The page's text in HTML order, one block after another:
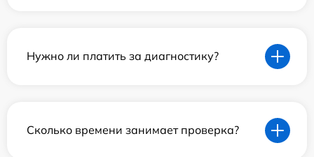
Нужно ли платить за диагностику?
Сколько времени занимает проверка?